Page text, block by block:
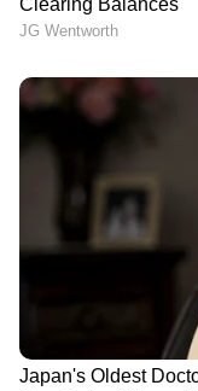
ജില്ലകളിലാണ്
എറണാകുളം,
കോഴിക്കോട്,
ജില്ലകളിലാണ്